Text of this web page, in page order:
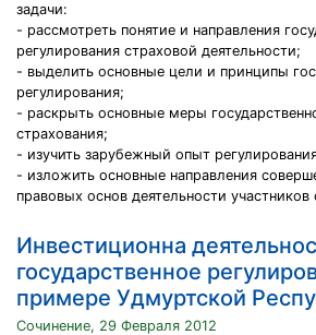
задачи:
- рассмотреть понятие и направления
регулирования страховой деятельности;
- выделить основные цели и принципы
регулирования;
- раскрыть основные меры
страхования;
- изучить зарубежный опыт
- изложить основные направления
правовых основ деятельности
Инвестиционна
государственное
примере Удмуртской
Сочинение, 29 Февраля 2012